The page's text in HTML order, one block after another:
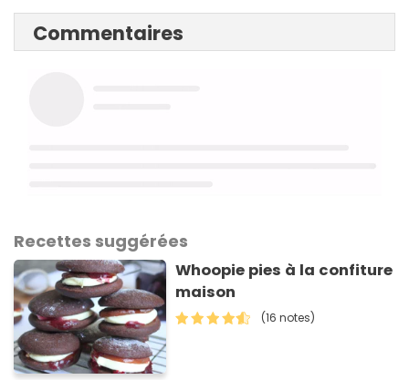
Commentaires
Recettes suggérées
Whoopie pies à la confiture
maison
(16 notes)